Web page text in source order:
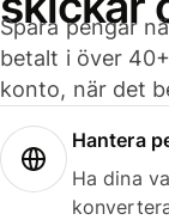
Spara pengar
betalt i över
konto, när det
Hantera
Ha dina